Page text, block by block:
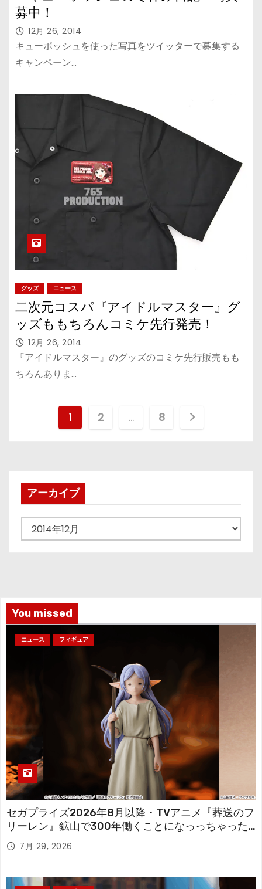
募中！
12月 26, 2014
キューポッシュを使った写真をツイッターで募集する
キャンペーン…
グッズ ニュース
二次元コスパ『アイドルマスター』グ
ッズももちろんコミケ先行発売！
12月 26, 2014
『アイドルマスター』のグッズのコミケ先行販売もも
ちろんありま…
投
ペ
ー
ジ
1 2 … 8
アーカイブ
ー
You missed
ニュース フィギュア
セガプライズ2026年8月以降・TVアニメ『葬送のフ
リーレン』鉱山で300年働くことになっっちゃった
「フリーレン」を立体化！
7月 29, 2026